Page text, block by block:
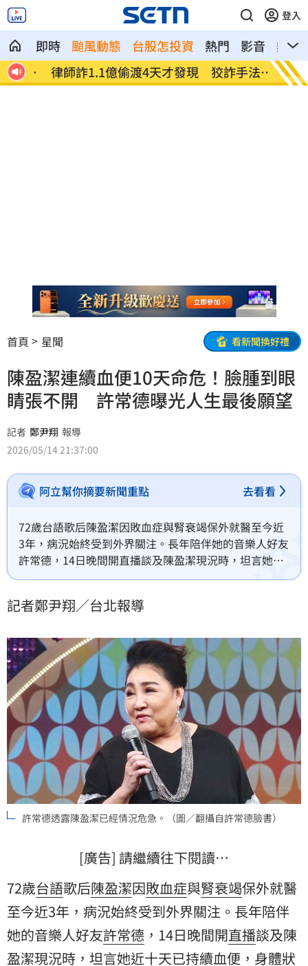
登入
即時 颱風動態 台股怎投資 熱門 影音
熱搜
有
律師詐1.1億偷渡4天才發現 狡詐手法曝
光
不是
千
首頁 星聞 看新聞換好禮
陳盈潔連續血便10天命危！臉腫到眼
睛張不開 許常德曝光人生最後願望
記者 鄭尹翔 報導
2026/05/14 21:37:00
阿立幫你摘要新聞重點 去看看
72歲台語歌后陳盈潔因敗血症與腎衰竭保外就醫至今近
3年，病況始終受到外界關注。長年陪伴她的音樂人好友
許常德，14日晚間開直播談及陳盈潔現況時，坦言她近
十天已持續血便，身體狀況極度危急，更感嘆「生命終
不捨。
記者鄭尹翔／台北報導
許常德透露陳盈潔已經情況危急。（圖／翻攝自許常德臉書）
[廣告] 請繼續往下閱讀…
72歲台語歌后陳盈潔因敗血症與腎衰竭保外就醫
至今近3年，病況始終受到外界關注。長年陪伴
她的音樂人好友許常德 ，14日晚間開直播談及陳
盈潔現況時，坦言她近十天已持續血便 ，身體狀